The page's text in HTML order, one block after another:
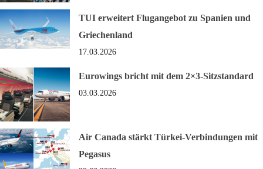
TUI erweitert Flugangebot zu Spanien und
Griechenland
17.03.2026
Eurowings bricht mit dem 2×3-Sitzstandard
03.03.2026
Air Canada stärkt Türkei-Verbindungen mit
Pegasus